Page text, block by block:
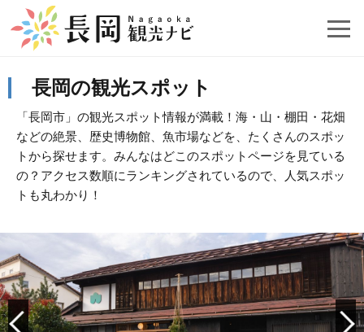
長岡の観光スポット
「長岡市」の観光スポット情報が満載！海・山・棚田・花畑
などの絶景、歴史博物館、魚市場などを、たくさんのスポッ
トから探せます。みんなはどこのスポットページを見ている
の？アクセス数順にランキングされているので、人気スポッ
トも丸わかり！